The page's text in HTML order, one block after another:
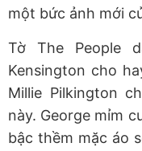
một bức ảnh mới
Tờ The People
Kensington cho
Millie Pilkington
này. George mỉm
bậc thềm mặc áo